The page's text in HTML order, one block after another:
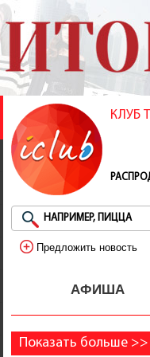
КЛУБ
Предложить новость
АФИША
Показать больше >>